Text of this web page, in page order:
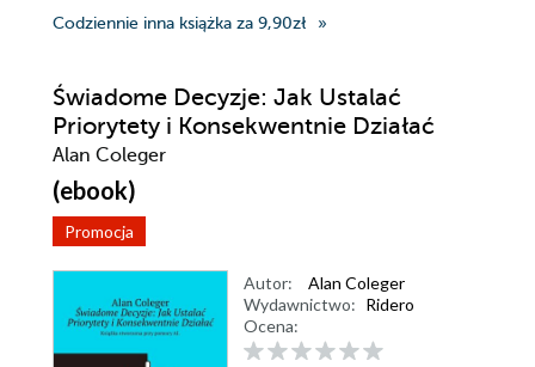
Codziennie inna książka za 9,90zł
Świadome Decyzje: Jak Ustalać
Priorytety i Konsekwentnie Działać
Alan Coleger
(ebook)
Promocja
Autor:
Alan Coleger
Wydawnictwo: Ridero
Ocena: